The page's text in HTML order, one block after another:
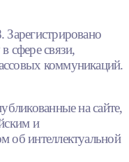
сфере связи,
коммуникаций.
на сайте,
и
об интеллектуальной